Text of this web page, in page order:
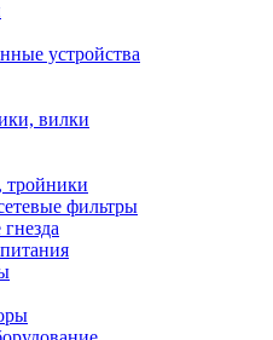
устройства
вилки
тройники
фильтры